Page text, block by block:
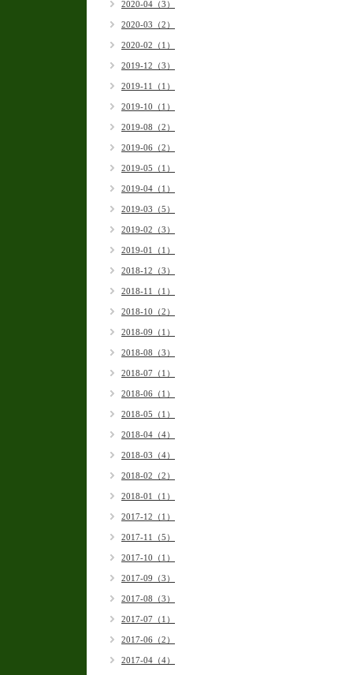
2020-04（3）
2020-03（2）
2020-02（1）
2019-12（3）
2019-11（1）
2019-10（1）
2019-08（2）
2019-06（2）
2019-05（1）
2019-04（1）
2019-03（5）
2019-02（3）
2019-01（1）
2018-12（3）
2018-11（1）
2018-10（2）
2018-09（1）
2018-08（3）
2018-07（1）
2018-06（1）
2018-05（1）
2018-04（4）
2018-03（4）
2018-02（2）
2018-01（1）
2017-12（1）
2017-11（5）
2017-10（1）
2017-09（3）
2017-08（3）
2017-07（1）
2017-06（2）
2017-04（4）